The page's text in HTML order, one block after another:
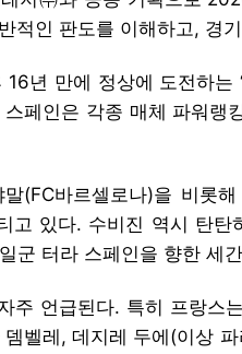
적인 판도를 이해하고, 경
년 만에 정상에 도전하는
페인은 각종 매체 파워랭
말(FC바르셀로나)을 비롯
고 있다. 수비진 역시 탄
군 터라 스페인을 향한 세
주 언급된다. 특히 프랑스
벨레, 데지레 두에(이상